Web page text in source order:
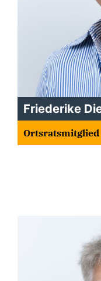
Friederike
Ortsratsmitglied